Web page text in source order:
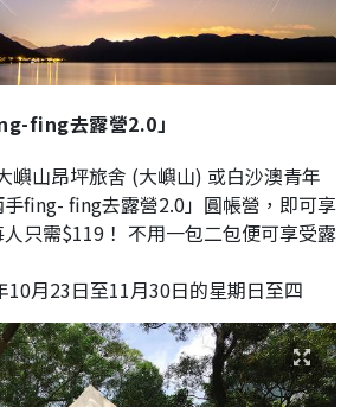
fing去露營2.0」
嶼山昂坪旅舍 (大嶼山) 或白沙澳青年
fing- fing去露營2.0」圓帳營，即可享
只需$119！ 不用一包二包便可享受露
10月23日至11月30日的星期日至四